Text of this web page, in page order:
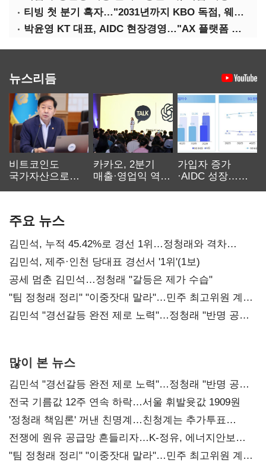
티빙 첫 분기 흑자…"2031년까지 KBO 독점, 웨이브 합병도 속도"
박윤영 KT 대표, AIDC 현장경영…"AX 플랫폼 핵심 인프라로 키운다"
뉴스리듬
비트코인도
국가자산으로…'
카카오, 2분기
매출·영업익 역대
가입자 증가
·AIDC 성장…
주요 뉴스
김민석, 누적 45.42%로 경선 1위…정청래와 격차
0.86%p(2보)
김민석, 제주·인천 당대표 경선서 '1위'(1보)
공세 멈춘 김민석…정청래 "갈등은 제가 수습"
"팀 정청래 정리" "이중잣대 말라"…민주 최고위원 계파
다툼 격화
김민석 "경선갈등 완전 제로 노력"…정청래 "반명 공세
많이 본 뉴스
김민석 "경선갈등 완전 제로 노력"…정청래 "반명 공세
사과부터"
전국 기름값 12주 연속 하락…서울 휘발윳값 1909원
'정청래 책임론' 꺼낸 친명계…친청계는 추가투표
때리기
전쟁에 원유 공급망 흔들리자…K-정유, 에너지안보
핵심으로 재부상
"팀 정청래 정리" "이중잣대 말라"…민주 최고위원 계파